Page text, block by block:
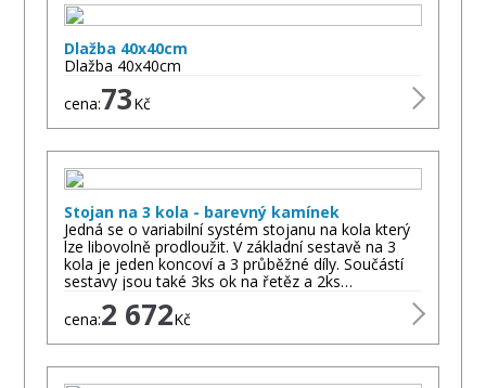
Dlažba 40x40cm
Dlažba 40x40cm
cena:73Kč
Stojan na 3 kola - barevný kamínek
Jedná se o variabilní systém stojanu na kola který
lze libovolně prodloužit. V základní sestavě na 3
kola je jeden koncoví a 3 průběžné díly. Součástí
sestavy jsou také 3ks ok na řetěz a 2ks…
cena:2 672Kč